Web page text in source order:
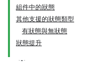
組件中的狀態
其他支援的狀態類型
有狀態與無狀態
狀態提升